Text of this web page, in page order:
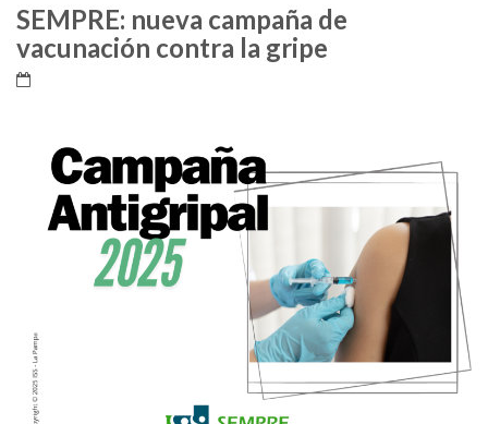
SEMPRE: nueva campaña de
vacunación contra la gripe